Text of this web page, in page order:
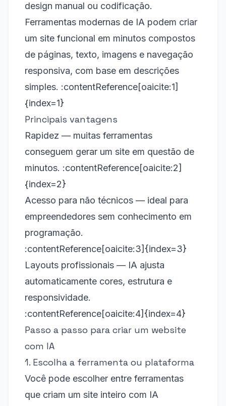
design manual ou codificação.
Ferramentas modernas de IA podem criar
um site funcional em minutos compostos
de páginas, texto, imagens e navegação
responsiva, com base em descrições
simples. :contentReference[oaicite:1]
{index=1}
Principais vantagens
Rapidez — muitas ferramentas
conseguem gerar um site em questão de
minutos. :contentReference[oaicite:2]
{index=2}
Acesso para não técnicos — ideal para
empreendedores sem conhecimento em
programação.
:contentReference[oaicite:3]{index=3}
Layouts profissionais — IA ajusta
automaticamente cores, estrutura e
responsividade.
:contentReference[oaicite:4]{index=4}
Passo a passo para criar um website
com IA
1. Escolha a ferramenta ou plataforma
Você pode escolher entre ferramentas
que criam um site inteiro com IA